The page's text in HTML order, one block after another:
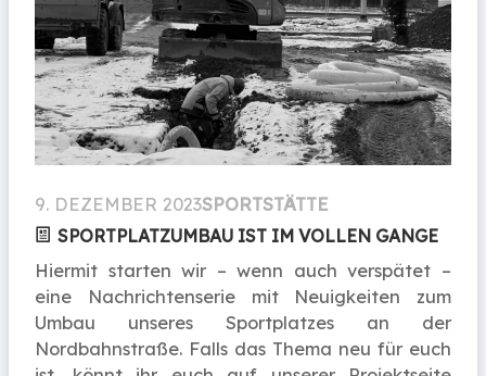
9. DEZEMBER 2023SPORTSTÄTTE
SPORTPLATZUMBAU IST IM VOLLEN GANGE
Hiermit starten wir – wenn auch verspätet –
eine Nachrichtenserie mit Neuigkeiten zum
Umbau unseres Sportplatzes an der
Nordbahnstraße. Falls das Thema neu für euch